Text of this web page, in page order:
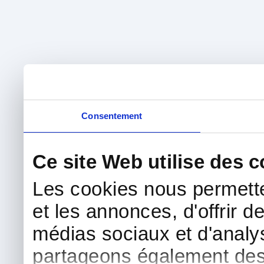
Consentement
Ce site Web utilise des
Les cookies nous
et les annonces, d'offrir
médias sociaux et
partageons également